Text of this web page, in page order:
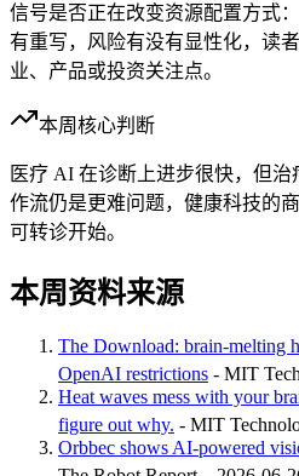
信号是否正在改变资源配置方式
有重写，风险有没有显性化，读
业、产品或投资关注点。
本周核心判断
医疗 AI 在诊断上进步很快，但
作流仍是更难问题，健康科技的
可转诊开始。
本周资料来源
The Download: brain-melting
OpenAI restrictions - MIT
Heat waves mess with your
figure out why. - MIT
Orbbec shows AI-powered